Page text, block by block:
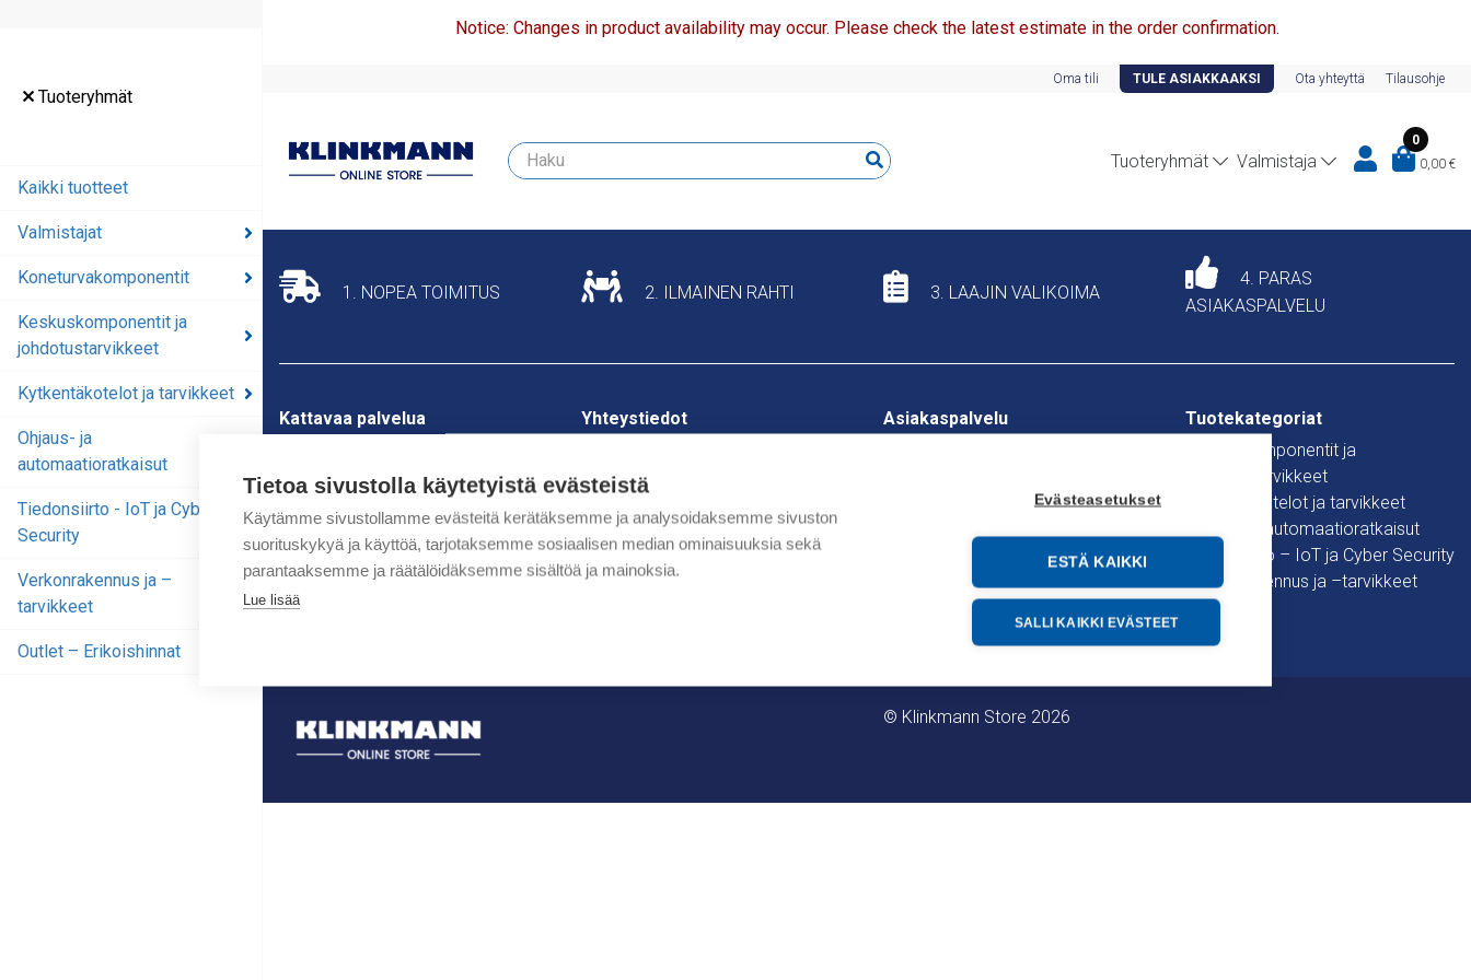
Tietoa sivustolla käytetyistä evästeistä
Käytämme sivustollamme evästeitä kerätäksemme ja analysoidaksemme sivuston
suorituskykyä ja käyttöä, tarjotaksemme sosiaalisen median ominaisuuksia sekä
parantaaksemme ja räätälöidäksemme sisältöä ja mainoksia.
Lue lisää
Evästeasetukset
ESTÄ KAIKKI
SALLI KAIKKI EVÄSTEET
Tuoteryhmät
Kaikki tuotteet
Valmistajat
Koneturvakomponentit
Keskuskomponentit ja
johdotustarvikkeet
Kytkentäkotelot ja tarvikkeet
Ohjaus- ja
automaatioratkaisut
Tiedonsiirto - IoT ja Cyber
Security
Verkonrakennus ja –
tarvikkeet
Outlet – Erikoishinnat
Notice: Changes in product availability may occur. Please check the latest estimate in the order confirmation.
Oma tili TULE ASIAKKAAKSI Ota yhteyttä Tilausohje
Tuoteryhmät Valmistaja
0
0,00 €
1. NOPEA TOIMITUS 2. ILMAINEN RAHTI 3. LAAJIN VALIKOIMA
4. PARAS
ASIAKASPALVELU
Kattavaa palvelua
valikoiman sähkö- ja
automaatiokomponentteja
erilaisiin asennuksiin. Klinkmannin
tekniset tiimit kouluttavat ja
sovellusratkaisun.
Yhteystiedot
P.O. Box 38
00371 Helsinki, Finland
+358 9 540 4940
store@klinkmann.fi
Asiakaspalvelu
Myynti- ja toimitusehdot
Tuotekategoriat
Keskuskomponentit ja
johdotustarvikkeet
Kytkentäkotelot ja tarvikkeet
Ohjaus- ja automaatioratkaisut
Tiedonsiirto – IoT ja Cyber Security
Verkonrakennus ja –tarvikkeet
© Klinkmann Store 2026